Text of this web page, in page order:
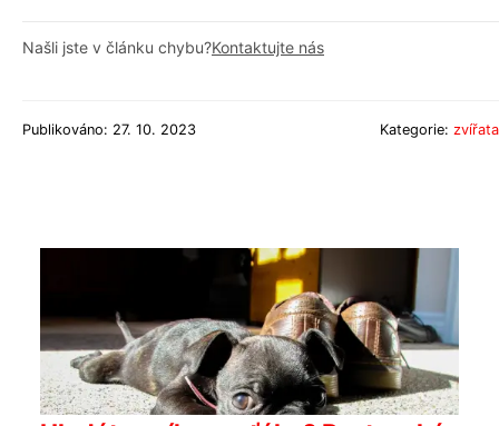
Našli jste v článku chybu?Kontaktujte nás
Publikováno: 27. 10. 2023 Kategorie: zvířata